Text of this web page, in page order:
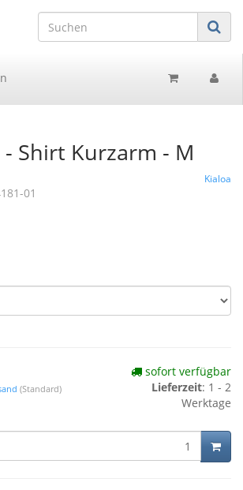
- Shirt Kurzarm - M
Kialoa
01
(Standard)
sofort verfügbar
Lieferzeit: 1 - 2
Werktage